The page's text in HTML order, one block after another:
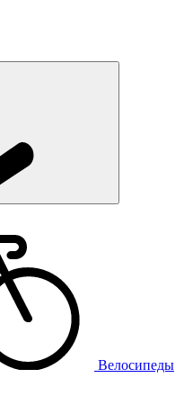
Велосипеды